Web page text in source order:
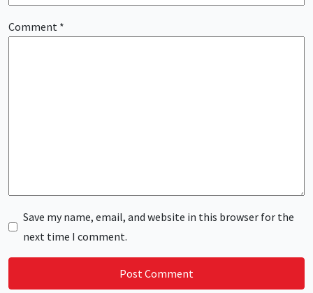
Comment *
Save my name, email, and website in this browser for the
next time I comment.